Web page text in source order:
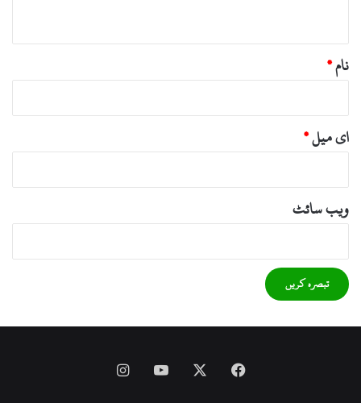
نام*
ای میل*
ویب‌ سائٹ
Facebook
YouTube